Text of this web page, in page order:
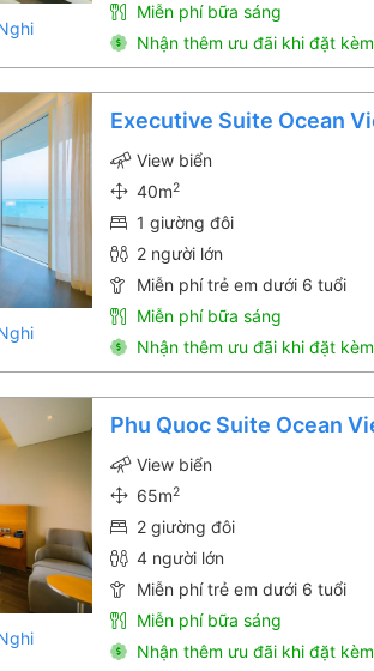
Miễn phí bữa sáng
Nhận thêm ưu đãi khi đặt
Executive Suite Ocean
View biển
40m2
1 giường đôi
2 người lớn
Miễn phí trẻ em dưới 6 tuổi
Miễn phí bữa sáng
Nhận thêm ưu đãi khi đặt
Phu Quoc Suite Ocean
View biển
65m2
2 giường đôi
4 người lớn
Miễn phí trẻ em dưới 6 tuổi
Miễn phí bữa sáng
Nhận thêm ưu đãi khi đặt